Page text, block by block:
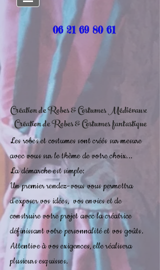
06 21 69 80 61
Création de Robes & Costumes Médiévaux
Création de Robes & Costumes fantastique
Les robes et costumes sont créés sur mesure
avec vous sur le thème de votre choix...
La démarche est simple:
Un premier rendez-vous vous permettra
d'exposer vos idées, vos envies et de
construire votre projet avec la créatrice
définissant votre personnalité et vos goûts.
Attentive à vos exigences, elle réalisera
plusieurs esquisses.